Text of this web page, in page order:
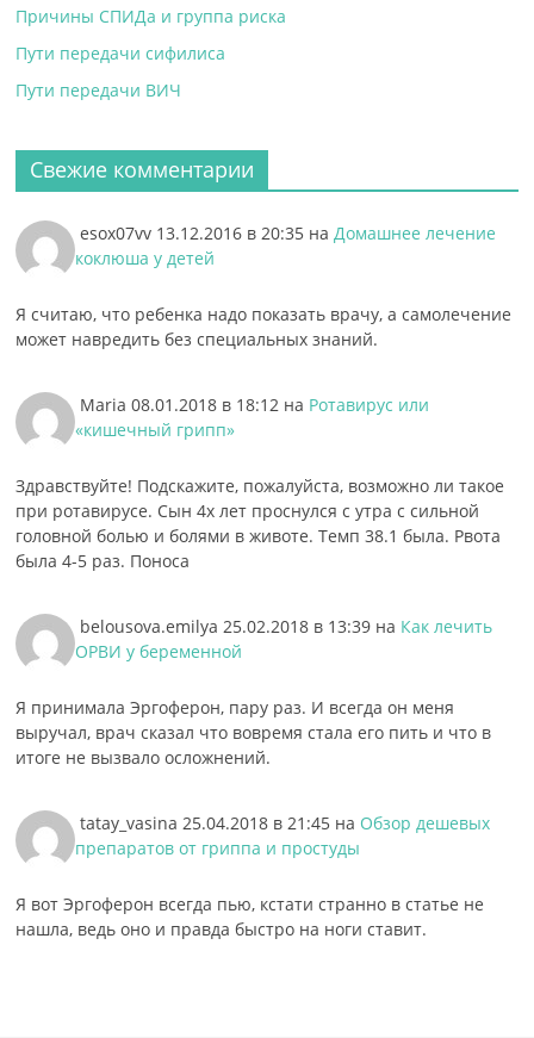
Причины СПИДа и группа риска
Пути передачи сифилиса
Пути передачи ВИЧ
Свежие комментарии
esox07vv 13.12.2016 в 20:35 наДомашнее лечение
коклюша у детей
Я считаю, что ребенка надо показать врачу, а самолечение
может навредить без специальных знаний.
Maria 08.01.2018 в 18:12 на Ротавирус или
«кишечный грипп»
Здравствуйте! Подскажите, пожалуйста, возможно ли такое
при ротавирусе. Сын 4х лет проснулся с утра с сильной
головной болью и болями в животе. Темп 38.1 была. Рвота
была 4-5 раз. Поноса
belousova.emilya 25.02.2018 в 13:39 на Как лечить
ОРВИ у беременной
Я принимала Эргоферон, пару раз. И всегда он меня
выручал, врач сказал что вовремя стала его пить и что в
итоге не вызвало осложнений.
tatay_vasina 25.04.2018 в 21:45 на Обзор дешевых
препаратов от гриппа и простуды
Я вот Эргоферон всегда пью, кстати странно в статье не
нашла, ведь оно и правда быстро на ноги ставит.